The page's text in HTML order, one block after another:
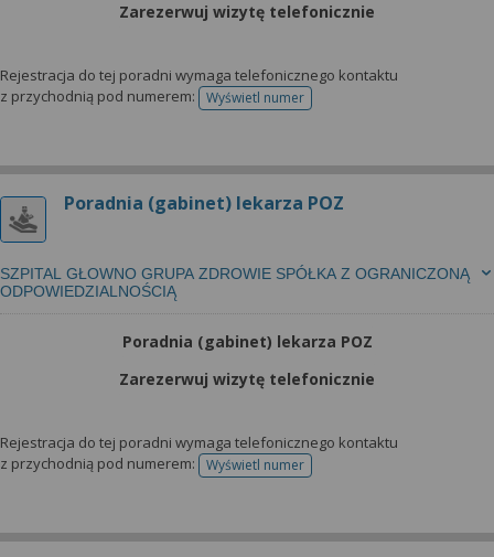
Zarezerwuj wizytę telefonicznie
Rejestracja do tej poradni wymaga telefonicznego kontaktu
z przychodnią pod numerem:
Wyświetl numertelefonu do rejestracji
Poradnia (gabinet) lekarza POZ
SZPITAL GŁOWNO GRUPA ZDROWIE SPÓŁKA Z OGRANICZONĄ
ODPOWIEDZIALNOŚCIĄ
Poradnia (gabinet) lekarza POZ
Zarezerwuj wizytę telefonicznie
Rejestracja do tej poradni wymaga telefonicznego kontaktu
z przychodnią pod numerem:
Wyświetl numertelefonu do rejestracji